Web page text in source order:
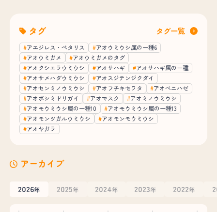
タグ タグ一覧
アエジレス・ペタリス
アオウミウシ属の一種6
アオウミガメ
アオウミガメのタグ
アオクシエラウミウシ
アオサハギ
アオサハギ属の一種
アオサメハダウミウシ
アオスジテンジクダイ
アオセンミノウミウシ
アオフチキセワタ
アオベニハゼ
アオボシミドリガイ
アオマスク
アオミノウミウシ
アオモウミウシ属の一種10
アオモウミウシ属の一種13
アオモンツガルウミウシ
アオモンモウミウシ
アオヤガラ
アーカイブ
2026年 2025年 2024年 2023年 2022年